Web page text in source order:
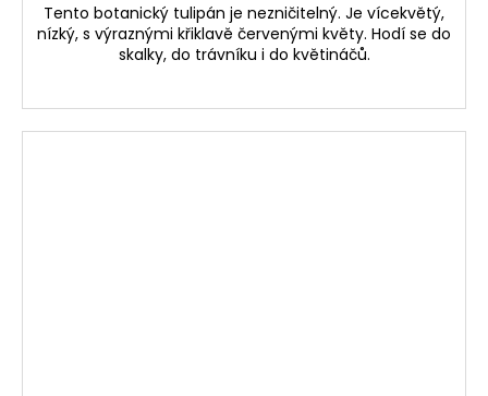
Tento botanický tulipán je nezničitelný. Je vícekvětý,
nízký, s výraznými křiklavě červenými květy. Hodí se do
skalky, do trávníku i do květináčů.